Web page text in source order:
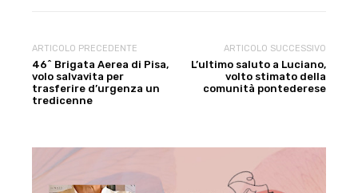
ARTICOLO PRECEDENTE
46^ Brigata Aerea di Pisa,
volo salvavita per
trasferire d’urgenza un
tredicenne
ARTICOLO SUCCESSIVO
L’ultimo saluto a Luciano,
volto stimato della
comunità pontederese